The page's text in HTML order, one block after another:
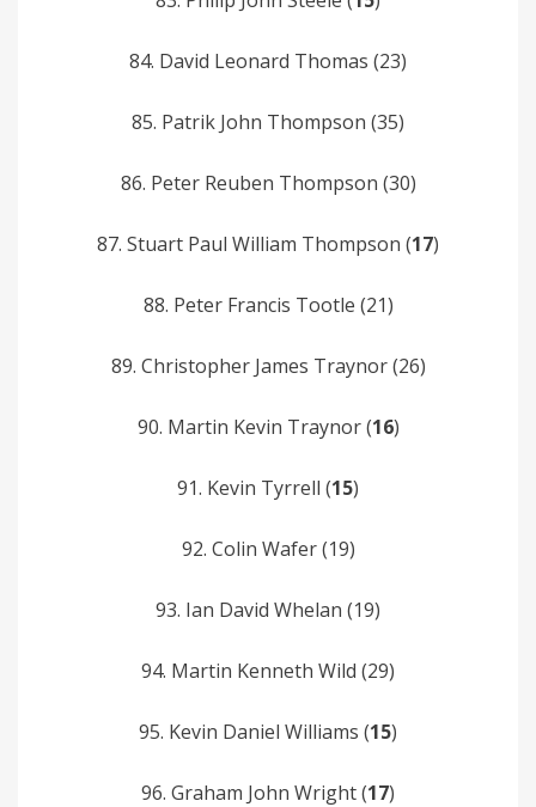
84. David Leonard­ Thomas (23)
85. Patrik­ John Thompson­ (35)
86. Peter Reuben Thompson (30)
87. Stuart Paul William Thompson (17)
88. Peter Francis Tootle (21)
89. Christopher James Traynor (26)
90. Martin Kevin Traynor (16)
91. Kevin Tyrrell (15)
92. Colin Wafer (19)
93. Ian David Whelan (19)
94. Martin Kenneth Wild (29)
95. Kevin Daniel Williams (15)
96. Graham John Wright (17)